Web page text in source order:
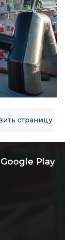
страницу
Play